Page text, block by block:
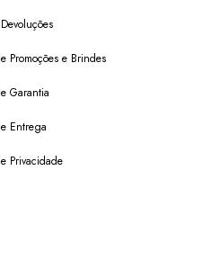
Promoções e Brindes
Garantia
Entrega
Privacidade